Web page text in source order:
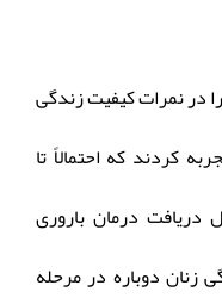
در نمرات کیفیت زندگی
کردند که احتمالاً تا
درمان باروری
زنان دوباره در مرحله